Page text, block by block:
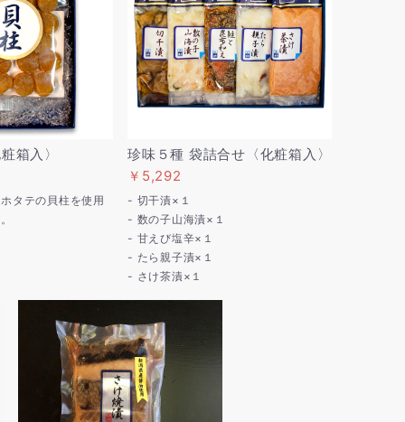
箱入〉
タテの貝柱を使用
珍味５種 袋詰合せ〈化粧箱入〉
￥5,292
- 切干漬×１
- 数の子山海漬×１
- 甘えび塩辛×１
- たら親子漬×１
- さけ茶漬×１